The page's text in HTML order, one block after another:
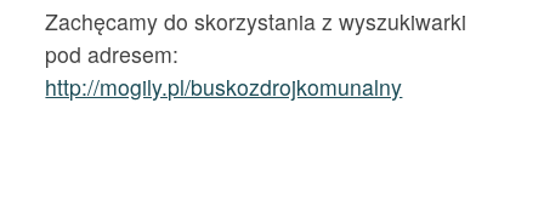
Zachęcamy do skorzystania z wyszukiwarki
pod adresem:
http://mogily.pl/buskozdrojkomunalny